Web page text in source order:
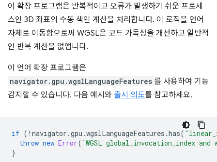
이 확장 프로그램은 반복적이고 오류가 발생하기 쉬운 프로세
스인 3D 좌표의 수동 색인 계산을 처리합니다. 이 로직을 언어
자체로 이동함으로써 WGSL은 코드 가독성을 개선하고 일반적
인 반복 계산을 없앱니다.
이 언어 확장 프로그램은
navigator.gpu.wgslLanguageFeatures 를 사용하여 기능
감지할 수 있습니다. 다음 예시와 출시 의도를 참고하세요.
if ( ! navigator .gpu .wgslLanguageFeatures .has(
throw new Error( `WGSL global_invocation_index
}